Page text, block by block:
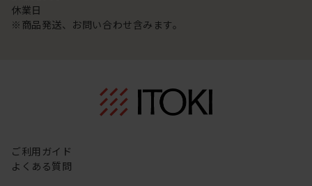
休業日
※商品発送、お問い合わせ含みます。
ご利用ガイド
よくある質問